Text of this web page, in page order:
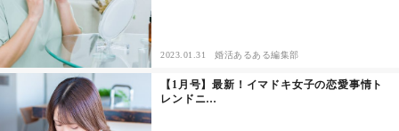
2023.01.31 婚活あるある編集部
【1月号】最新！イマドキ女子の恋愛事情ト
レンドニ…